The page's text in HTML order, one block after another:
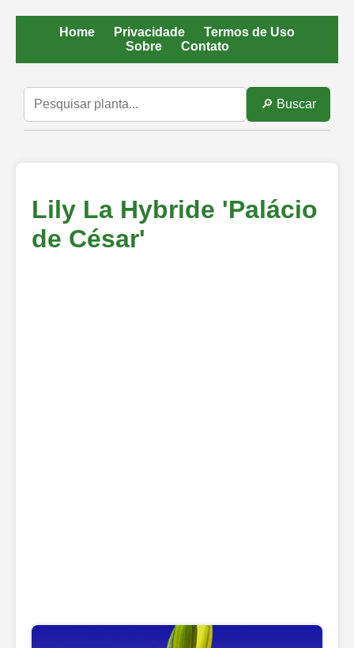
Home Privacidade
Termos de Uso
Sobre
Contato
🔎 Buscar
Lily La Hybride 'Palácio
de César'